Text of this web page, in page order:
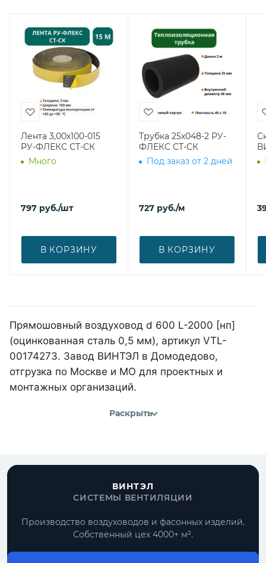
Лента 3,00х100-015
РУ-ФЛЕКС СТ-СК
Много
797 руб./шт
В КОРЗИНУ
Трубка 25х048-2 РУ-
ФЛЕКС СТ-СК
Под заказ от 2 дней
727 руб./м
В КОРЗИНУ
Прямошовный воздуховод d 600 L-2000 [нп]
(оцинкованная сталь 0,5 мм), артикул VTL-
00174273. Завод ВИНТЭЛ в Домодедово,
отгрузка по Москве и МО для проектных и
монтажных организаций.
Раскрыть
ВИНТЭЛ
СИСТЕМЫ ВЕНТИЛЯЦИИ
Производство воздуховодов и фасонных изделий.
Собственный цех 4000+ м².